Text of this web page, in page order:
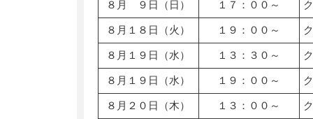
８月 ９日（日） １７：００～
８月１８日（火） １９：００～
８月１９日（水） １３：３０～
８月１９日（水） １９：００～
８月２０日（木） １３：００～